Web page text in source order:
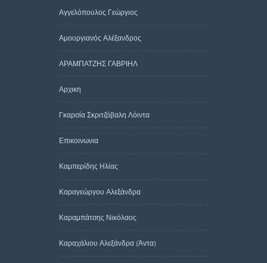
Αγγελόπουλος Γεώργιος
Αμουργιανός Αλέξανδρος
ΑΡΑΜΠΑΤΖΗΣ ΓΑΒΡΙΗΛ
Αρχικη
Γκαρσία Σκριτζόβαλη Λόιντα
Επικοινωνια
Καμπερίδης Ηλίας
Καραγεώργου Αλεξάνδρα
Καραμπάτσης Νικόλαος
Καραχάλιου Αλεξάνδρα (Άντα)